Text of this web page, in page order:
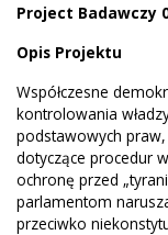
Project Badawczy
Opis Projektu
Współczesne
kontrolowania
podstawowych
dotyczące procedur
ochronę przed
parlamentom
przeciwko